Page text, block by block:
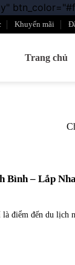
Khuyến mãi
Trang chủ
Bình – Lắp
điểm đến du lịch